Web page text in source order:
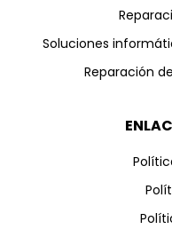
Soluciones
Reparación